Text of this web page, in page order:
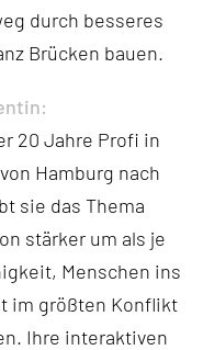
durch besseres
Brücken bauen.
20 Jahre Profi in
Hamburg nach
sie das Thema
stärker um als je
Menschen ins
im größten Konflikt
Ihre interaktiven